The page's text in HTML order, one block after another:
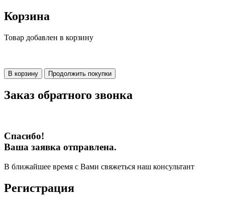
Корзина
Товар добавлен в корзину
В корзину Продолжить покупки
Заказ обратного звонка
Спасибо!
Ваша заявка отправлена.
В ближайшее время с Вами свяжеться наш консультант
Регистрация